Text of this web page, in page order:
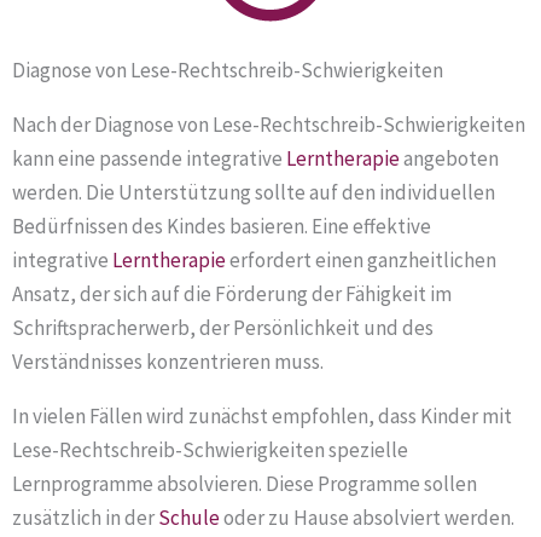
Diagnose von Lese-Rechtschreib-Schwierigkeiten
Nach der Diagnose von Lese-Rechtschreib-Schwierigkeiten
kann eine passende integrative Lerntherapieangeboten
werden. Die Unterstützung sollte auf den individuellen
Bedürfnissen des Kindes basieren. Eine effektive
integrative Lerntherapieerfordert einen ganzheitlichen
Ansatz, der sich auf die Förderung der Fähigkeit im
Schriftspracherwerb, der Persönlichkeit und des
Verständnisses konzentrieren muss.
In vielen Fällen wird zunächst empfohlen, dass Kinder mit
Lese-Rechtschreib-Schwierigkeiten spezielle
Lernprogramme absolvieren. Diese Programme sollen
zusätzlich in derSchuleoder zu Hause absolviert werden.